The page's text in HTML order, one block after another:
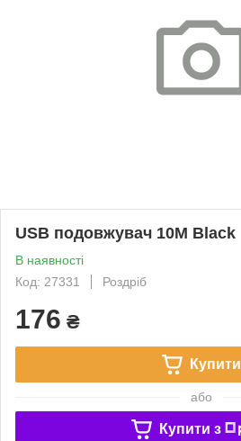
USB подовжувач 10M Black
В наявності
Код: 27331
Роздріб
176 ₴
Купити
або
Купити з